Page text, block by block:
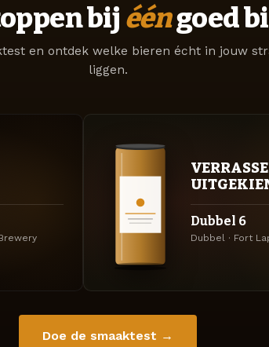
bij ééngoed
en ontdek welke bieren écht in jouw
liggen.
Dubbel 6
Dubbel · Fort
Doe de smaaktest →